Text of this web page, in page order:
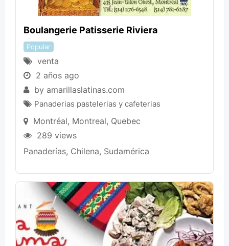
Boulangerie Patisserie Riviera
Popular
venta
2 años ago
by amarillaslatinas.com
Panaderias pastelerias y cafeterias
Montréal, Montreal, Quebec
289 views
Panaderías, Chilena, Sudamérica